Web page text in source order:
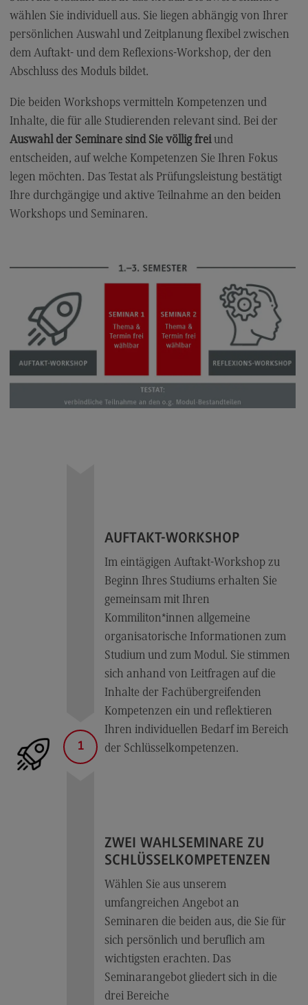
General Business Management
Modulangebot
Berufsperspektiven
Kontakt
Governance Sozialer Arbeit
Governance Sozialer Arbeit
Modulangebot
Berufsperspektiven
Kontakt
Informatik
Profil-O-Mat Informatik
(External link)
Rahmenbedingungen
Modulangebot
Berufsperspektiven
Modulangebot
Berufsperspektiven
Marketing and Business Psychology
Marketing and Business Psychology
Modulangebot
Berufsperspektiven
Maschinenbau
Profil-O-Mat Maschinenbau
Rahmenbedingungen
Berufsperspektiven
Master of Business Administration
wählen Sie individuell aus. Sie liegen abhängig von Ihrer
persönlichen Auswahl und Zeitplanung flexibel zwischen
dem Auftakt- und dem Reflexions-Workshop, der den
Abschluss des Moduls bildet.
Die beiden Workshops vermitteln Kompetenzen und
Inhalte, die für alle Studierenden relevant sind. Bei der
Auswahl der Seminare sind Sie völlig freiund
entscheiden, auf welche Kompetenzen Sie Ihren Fokus
legen möchten. Das Testat als Prüfungsleistung bestätigt
Ihre durchgängige und aktive Teilnahme an den beiden
Workshops und Seminaren.
1
AUFTAKT-WORKSHOP
Im eintägigen Auftakt-Workshop zu
Beginn Ihres Studiums erhalten Sie
gemeinsam mit Ihren
Kommiliton*innen allgemeine
organisatorische Informationen zum
Studium und zum Modul. Sie stimmen
sich anhand von Leitfragen auf die
Inhalte der Fachübergreifenden
Kompetenzen ein und reflektieren
Ihren individuellen Bedarf im Bereich
der Schlüsselkompetenzen.
ZWEI WAHLSEMINARE ZU
SCHLÜSSELKOMPETENZEN
Wählen Sie aus unserem
umfangreichen Angebot an
Seminaren die beiden aus, die Sie für
sich persönlich und beruflich am
wichtigsten erachten. Das
Seminarangebot gliedert sich in die
drei Bereiche